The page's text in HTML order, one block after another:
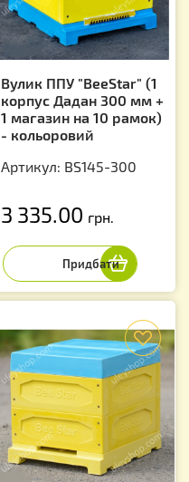
Вулик ППУ "BeeStar" (1
корпус Дадан 300 мм +
1 магазин на 10 рамок)
- кольоровий
Артикул: BS145-300
3 335.00 грн.
f